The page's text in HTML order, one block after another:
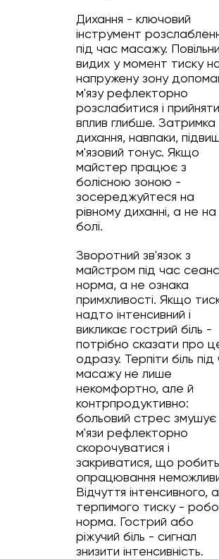
Дихання - ключовий
інструмент
під час масажу.
видих у момент тиску
напружену зону
м'язу рефлекторно
розслабитися і прийняти
вплив глибше. Затримка
дихання, навпаки,
м'язовий тонус. Якщо
майстер працює з
болісною зоною -
зосереджуйтеся на
рівному диханні, а не на
болі.
Зворотний зв'язок з
майстром під час
норма, а не ознака
примхливості. Якщо
надто інтенсивний і
викликає гострий біль -
потрібно сказати про
одразу. Терпіти біль
масажу не лише
некомфортно, але й
контрпродуктивно:
больовий стрес змушує
м'язи рефлекторно
скорочуватися і
закриватися, що робить
опрацювання
Відчуття інтенсивного,
терпимого тиску -
норма. Гострий або
ріжучий біль - сигнал
знизити інтенсивність.